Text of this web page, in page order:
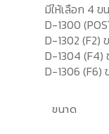
มีให้เลือก 4 ข
D-1300
D-1302 (F2)
D-1304 (F4)
D-1306 (F6)
ขนาด